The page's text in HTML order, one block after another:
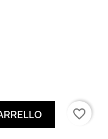
favorite_border